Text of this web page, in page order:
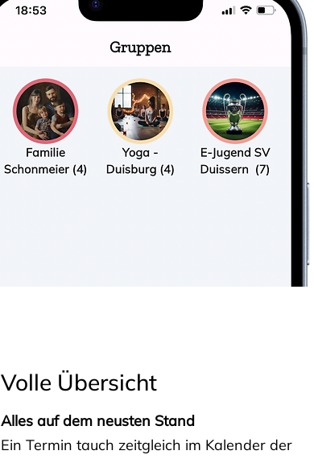
Volle Übersicht
Alles auf dem neusten Stand
Ein Termin tauch zeitgleich im Kalender der